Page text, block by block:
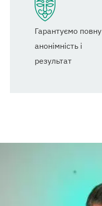
Гарантуємо повну
анонімність і
результат